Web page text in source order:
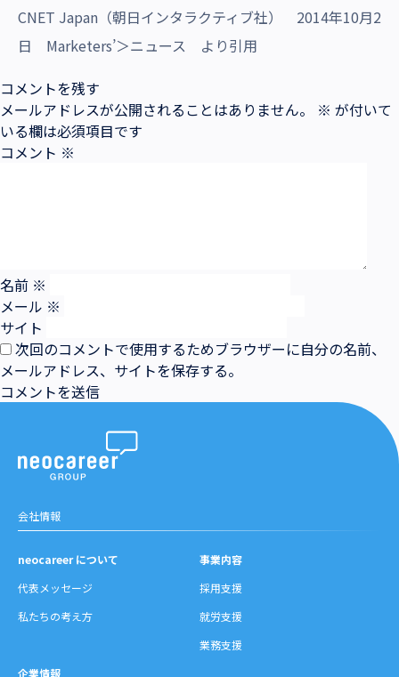
CNET Japan（朝日インタラクティブ社） 2014年10月2
日 Marketers’＞ニュース より引用
コメントを残す
メールアドレスが公開されることはありません。
※ が付いて
いる欄は必須項目です
コメント ※
名前 ※
メール ※
サイト
次回のコメントで使用するためブラウザーに自分の名前、
メールアドレス、サイトを保存する。
会社情報
neocareer について
代表メッセージ
私たちの考え方
事業内容
採用支援
就労支援
業務支援
企業情報